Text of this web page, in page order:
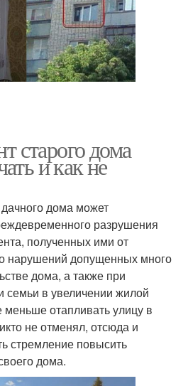
старого дома
и как не
дачного дома может
разрушения
полученных ими от
нарушений допущенных много
дома, а также при
семьи в увеличении жилой
отапливать улицу в
не отменял, отсюда и
стремление повысить
дома.